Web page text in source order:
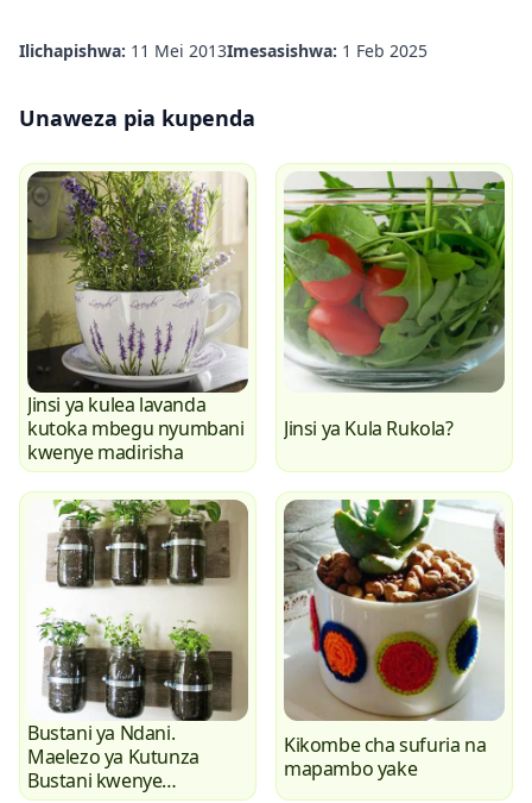
Ilichapishwa: 11 Mei 2013Imesasishwa: 1 Feb 2025
Unaweza pia kupenda
Jinsi ya kulea lavanda
kutoka mbegu nyumbani
kwenye madirisha
Jinsi ya Kula Rukola?
Bustani ya Ndani.
Maelezo ya Kutunza
Bustani kwenye
Kikombe cha sufuria na
mapambo yake